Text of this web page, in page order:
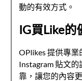
動的有效方式。
IG買Like的
OPlikes 提供專業
Instagram 貼文
靠，讓您的內容